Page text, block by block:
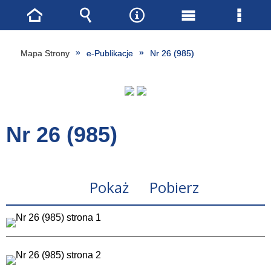
Mapa Strony e-Publikacje Nr 26 (985)
Nr 26 (985)
Pokaż Pobierz
Strona
główna
Wyszukiwarka
NarzędziaMenu
główne
Menu